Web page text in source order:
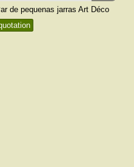
de pequenas jarras Art Déco